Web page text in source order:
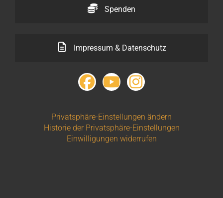
Spenden
Impressum & Datenschutz
Privatsphäre-Einstellungen ändern
Historie der Privatsphäre-Einstellungen
Einwilligungen widerrufen